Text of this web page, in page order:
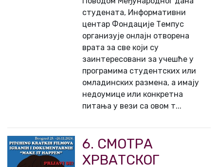
студената, Информативни
центар Фондације Темпус
организује онлајн отворена
врата за све који су
заинтересовани за учешће у
програмима студентских или
омладинских размена, а имају
недоумице или конкретна
питања у вези са овом т...
6. СМОТРА
ХРВАТСКОГ